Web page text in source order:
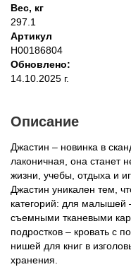
Вес, кг
297.1
Артикул
Н00186804
Обновлено:
14.10.2025 г.
Описание
Джастин – новинка в
лаконичная, она станет
жизни, учебы, отдыха и
Джастин уникален тем,
категорий: для малышей
съемными тканевыми
подростков – кровать с
нишей для книг в
хранения.